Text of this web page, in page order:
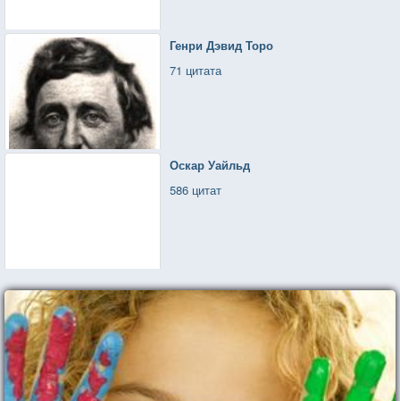
Генри Дэвид Торо
71 цитата
Оскар Уайльд
586 цитат